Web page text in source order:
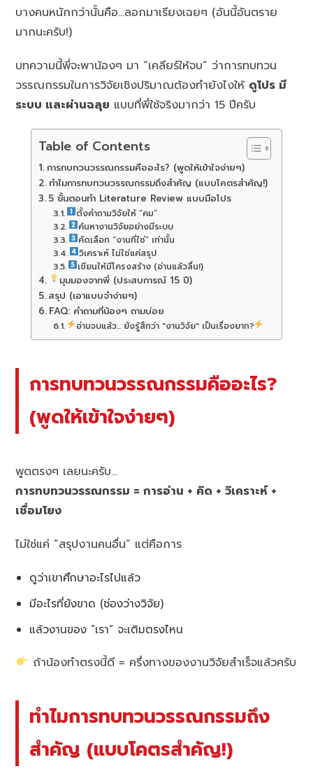
บางคนหนักกว่านั้นคือ…ลอกมาเรียงเฉยๆ (อันนี้อันตราย
มากนะครับ!)
บทความนี้พี่จะพาน้องๆ มา “เคลียร์ให้จบ” ว่าการทบทวน
วรรณกรรมในการวิจัยเชิงปริมาณต้องทำยังไงให้ ดูโปร มี
ระบบ และผ่านฉลุย แบบที่พี่ใช้จริงมากว่า 15 ปีครับ
Table of Contents
การทบทวนวรรณกรรมคืออะไร? (พูดให้เข้าใจง่ายๆ)
ทำไมการทบทวนวรรณกรรมถึงสำคัญ (แบบโคตรสำคัญ!)
5 ขั้นตอนทำ Literature Review แบบมือโปร
ตั้งคำถามวิจัยให้ “คม”
ค้นหางานวิจัยอย่างมีระบบ
คัดเลือก “งานที่ใช่” เท่านั้น
วิเคราะห์ ไม่ใช่แค่สรุป
เขียนให้มีโครงสร้าง (อ่านแล้วลื่น!)
มุมมองจากพี่ (ประสบการณ์ 15 ปี)
สรุป (เอาแบบจำง่ายๆ)
FAQ: คำถามที่น้องๆ ถามบ่อย
อ่านจบแล้ว... ยังรู้สึกว่า "งานวิจัย" เป็นเรื่องยาก?
การทบทวนวรรณกรรมคืออะไร?
(พูดให้เข้าใจง่ายๆ)
พูดตรงๆ เลยนะครับ…
การทบทวนวรรณกรรม = การอ่าน + คิด + วิเคราะห์ +
เชื่อมโยง
ไม่ใช่แค่ “สรุปงานคนอื่น” แต่คือการ
ดูว่าเขาศึกษาอะไรไปแล้ว
มีอะไรที่ยังขาด (ช่องว่างวิจัย)
แล้วงานของ “เรา” จะเติมตรงไหน
ถ้าน้องทำตรงนี้ดี = ครึ่งทางของงานวิจัยสำเร็จแล้วครับ
ทำไมการทบทวนวรรณกรรมถึง
สำคัญ (แบบโคตรสำคัญ!)